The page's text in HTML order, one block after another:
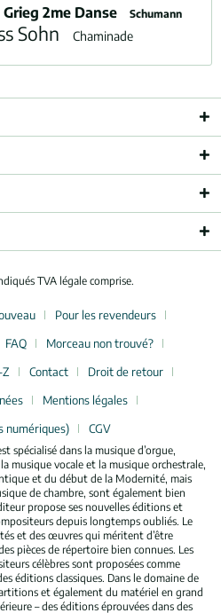
Grieg 2me Danse Schumann
Sohn Chaminade
TVA légale comprise.
Pour les revendeurs
FAQ
Morceau non trouvé?
Contact
Droit de retour
Mentions légales
numériques)
CGV
spécialisé dans la musique d’orgue,
musique vocale et la musique orchestrale,
et du début de la Modernité, mais
de chambre, sont également bien
propose ses nouvelles éditions et
depuis longtemps oubliés. Le
et des œuvres qui méritent d’être
pièces de répertoire bien connues. Les
célèbres sont proposées comme
éditions classiques. Dans le domaine de
et également du matériel en grand
– des éditions éprouvées dans des